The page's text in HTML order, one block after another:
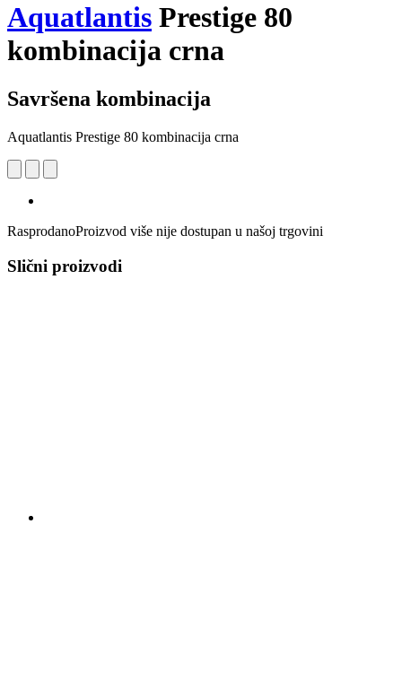
Aquatlantis Prestige 80
kombinacija crna
Savršena kombinacija
Aquatlantis Prestige 80 kombinacija crna
RasprodanoProizvod više nije dostupan u našoj trgovini
Slični proizvodi